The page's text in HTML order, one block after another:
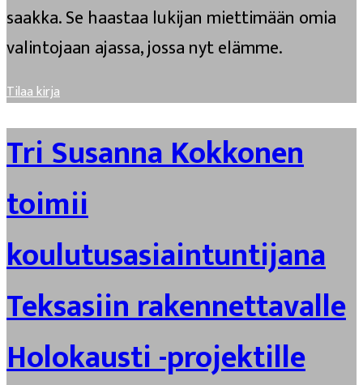
saakka. Se haastaa lukijan miettimään omia
valintojaan ajassa, jossa nyt elämme.
Tilaa kirja
Tri Susanna Kokkonen
toimii
koulutusasiaintuntijana
Teksasiin rakennettavalle
Holokausti -projektille